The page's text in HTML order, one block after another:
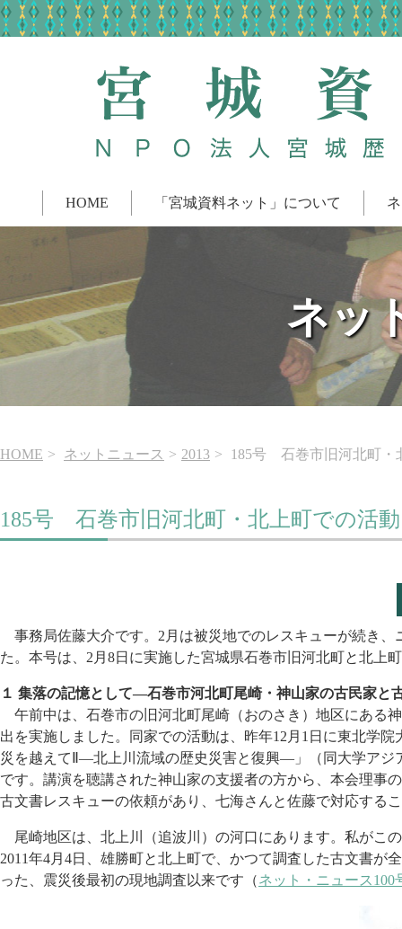
HOME 「宮城資料ネット」について
ネッ
HOME ネットニュース 2013 185号 石巻市旧河北町・
185号 石巻市旧河北町・北上町での活動
事務局佐藤大介です。2月は被災地でのレスキューが続き、
た。本号は、2月8日に実施した宮城県石巻市旧河北町と北上
１ 集落の記憶として―石巻市河北町尾崎・神山家の古民家と
午前中は、石巻市の旧河北町尾崎（おのさき）地区にある
出を実施しました。同家での活動は、昨年12月1日に東北学
災を越えてⅡ―北上川流域の歴史災害と復興―」（同大学アジ
です。講演を聴講された神山家の支援者の方から、本会理事
古文書レスキューの依頼があり、七海さんと佐藤で対応する
尾崎地区は、北上川（追波川）の河口にあります。私がこ
2011年4月4日、雄勝町と北上町で、かつて調査した古文書が
った、震災後最初の現地調査以来です（ネット・ニュース100